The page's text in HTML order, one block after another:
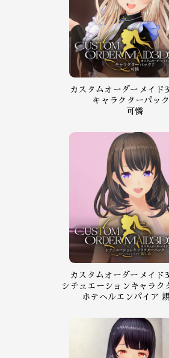
カスタムオーダーメイド
キャラクターパッ
可憐
カスタムオーダーメイド
シチュエーションキャラク
ホテヘルエンパイア